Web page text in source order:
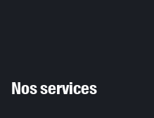
Nos services